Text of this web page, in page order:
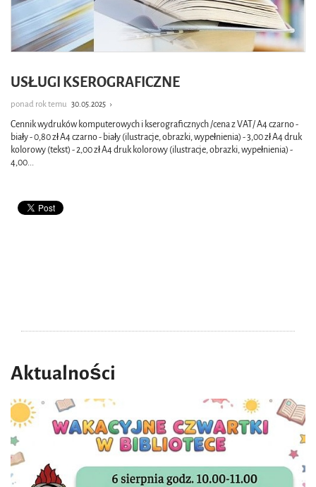
USŁUGI KSEROGRAFICZNE
ponad rok temu 30.05.2025 ›
Cennik wydruków komputerowych i kserograficznych /cena z VAT/ A4 czarno -
biały - 0,80 zł A4 czarno - biały (ilustracje, obrazki, wypełnienia) - 3,00 zł A4 druk
kolorowy (tekst) - 2,00 zł A4 druk kolorowy (ilustracje, obrazki, wypełnienia) -
4,00...
Aktualności